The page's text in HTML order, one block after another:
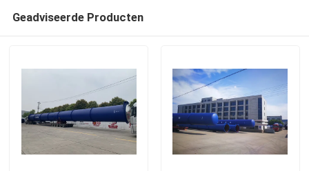
Geadviseerde Producten